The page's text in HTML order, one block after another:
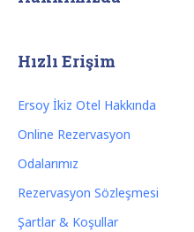
Hızlı Erişim
Ersoy İkiz Otel Hakkında
Online Rezervasyon
Odalarımız
Rezervasyon Sözleşmesi
Şartlar & Koşullar